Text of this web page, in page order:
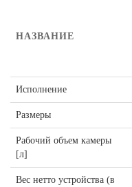
НАЗВАНИЕ
Исполнение
Размеры
Рабочий объем камеры
[л]
Вес нетто устройства (в